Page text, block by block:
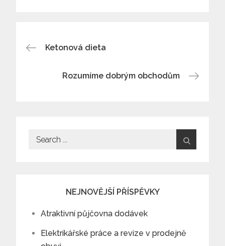
Navigace
Ketonová dieta
Rozumíme dobrým obchodům
Search
NEJNOVĚJŠÍ PŘÍSPĚVKY
Atraktivní půjčovna dodávek
Elektrikářské práce a revize v prodejně